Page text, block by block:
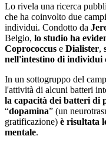
Lo rivela una ricerca
che ha coinvolto due
individui. Condotto da
Belgio, lo studio ha
Coprococcus e Dialister,
nell'intestino di individui
In un sottogruppo del
l'attività di alcuni batteri
la capacità dei batteri di
“dopamina” (un
gratificazione) è risultata
mentale.